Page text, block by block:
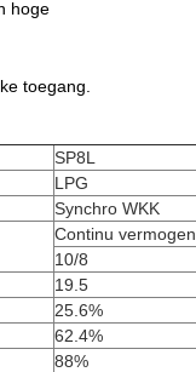
hoge
toegang.
SP8L
LPG
Synchro WKK
Continu vermogen
10/8
19.5
25.6%
62.4%
88%